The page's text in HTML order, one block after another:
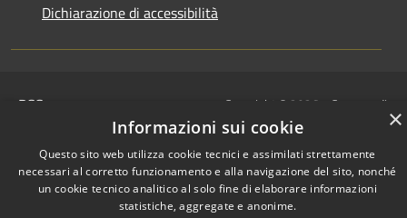
Dichiarazione di accessibilità
RSS
Privacy
Cookie
Mappa del sito
Copyright © 2026 • Comune di
Motta San Giovanni • Powered
byMunicipium•Accesso
redazione
×
Informazioni sui cookie
Questo sito web utilizza cookie tecnici e assimilati strettamente
necessari al corretto funzionamento e alla navigazione del sito, nonché
un cookie tecnico analitico al solo fine di elaborare informazioni
statistiche, aggregate e anonime.